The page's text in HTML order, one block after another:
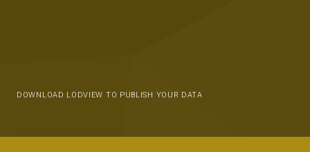
DOWNLOAD LODVIEW TO PUBLISH YOUR DATA